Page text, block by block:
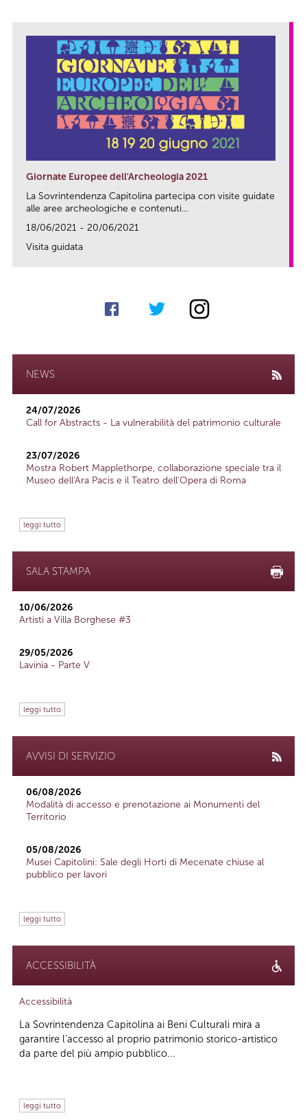
Giornate Europee dell'Archeologia 2021
La Sovrintendenza Capitolina partecipa con visite guidate
alle aree archeologiche e contenuti...
18/06/2021 - 20/06/2021
Visita guidata
NEWS
24/07/2026
Call for Abstracts - La vulnerabilità del patrimonio culturale
23/07/2026
Mostra Robert Mapplethorpe, collaborazione speciale tra il
Museo dell'Ara Pacis e il Teatro dell'Opera di Roma
leggi tutto
SALA STAMPA
10/06/2026
Artisti a Villa Borghese #3
29/05/2026
Lavinia - Parte V
leggi tutto
AVVISI DI SERVIZIO
06/08/2026
Modalità di accesso e prenotazione ai Monumenti del
Territorio
05/08/2026
Musei Capitolini: Sale degli Horti di Mecenate chiuse al
pubblico per lavori
leggi tutto
ACCESSIBILITÀ
Accessibilità
La Sovrintendenza Capitolina ai Beni Culturali mira a
garantire l’accesso al proprio patrimonio storico-artistico
da parte del più ampio pubblico...
leggi tutto